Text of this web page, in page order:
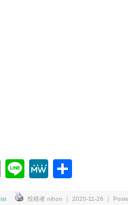
Email
LineMeWe
投稿者 nihon ｜ 2020-11-26 ｜